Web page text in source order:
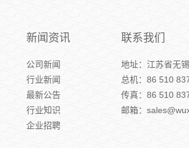
新闻资讯
公司新闻
行业新闻
最新公告
行业知识
企业招聘
联系我们
地址：江苏省无
总机：86 510
传真：86 510
邮箱：